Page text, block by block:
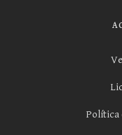
Política